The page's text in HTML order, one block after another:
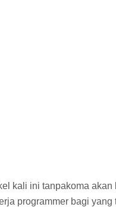
kali ini tanpakoma akan
programmer bagi